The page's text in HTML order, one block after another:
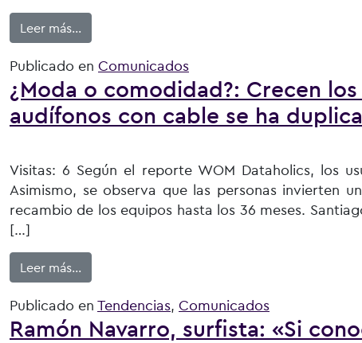
Leer más…
Publicado en Comunicados
¿Moda o comodidad?: Crecen
audífonos con cable se ha
Visitas: 6 Según el reporte WOM Dataholics, los
Asimismo, se observa que las personas invierten
recambio de los equipos hasta los 36 meses.
[…]
Leer más…
Publicado en Tendencias, Comunicados
Ramón Navarro, surfista: «Si